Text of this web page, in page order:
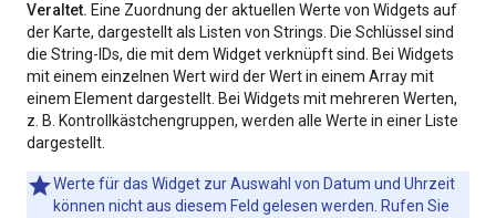
Veraltet. Eine Zuordnung der aktuellen Werte von Widgets auf
der Karte, dargestellt als Listen von Strings. Die Schlüssel sind
die String-IDs, die mit dem Widget verknüpft sind. Bei Widgets
mit einem einzelnen Wert wird der Wert in einem Array mit
einem Element dargestellt. Bei Widgets mit mehreren Werten,
z. B. Kontrollkästchengruppen, werden alle Werte in einer Liste
dargestellt.
Werte für das Widget zur Auswahl von Datum und Uhrzeit
können nicht aus diesem Feld gelesen werden. Rufen Sie